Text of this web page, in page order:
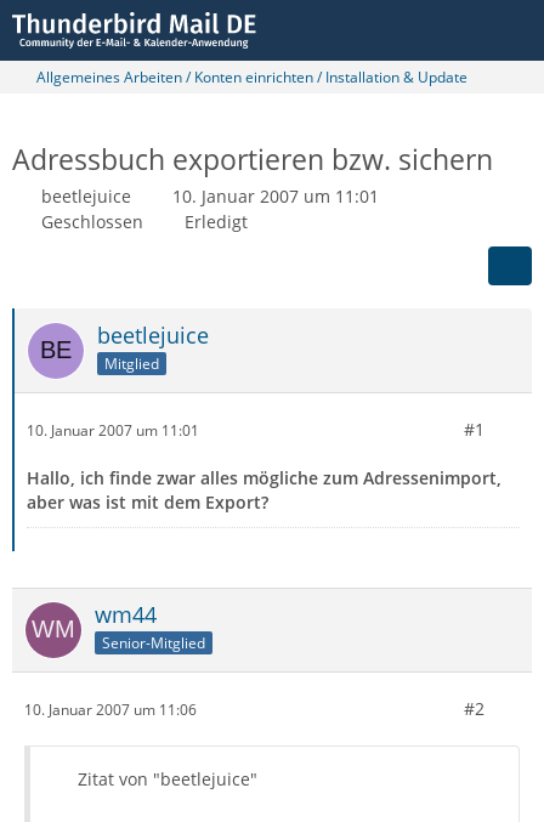
Allgemeines Arbeiten / Konten einrichten / Installation & Update
Adressbuch exportieren bzw. sichern
beetlejuice
10. Januar 2007 um 11:01
Geschlossen
Erledigt
beetlejuice
Mitglied
10. Januar 2007 um 11:01 #1
Hallo, ich finde zwar alles mögliche zum Adressenimport,
aber was ist mit dem Export?
wm44
Senior-Mitglied
10. Januar 2007 um 11:06 #2
Zitat von "beetlejuice"